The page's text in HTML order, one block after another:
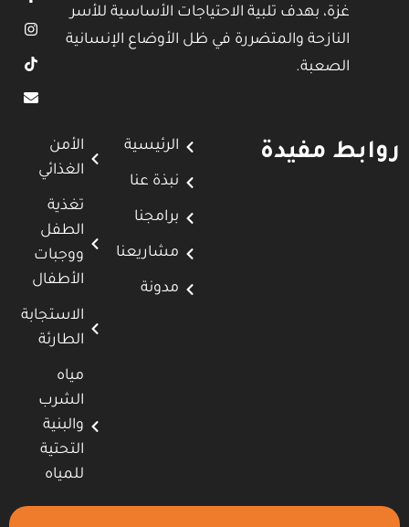
غزة، بهدف تلبية الاحتياجات الأساسية للأسر
النازحة والمتضررة في ظل الأوضاع الإنسانية
الصعبة.
روابط مفيدة الرئيسية
نبذة عنا
برامجنا
مشاريعنا
مدونة
الأمن
الغذائي
تغذية
الطفل
ووجبات
الأطفال
الاستجابة
الطارئة
مياه
الشرب
والبنية
التحتية
للمياه